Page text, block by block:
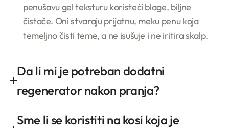
penušavu gel teksturu koristeći blage, biljne
čistače. Oni stvaraju prijatnu, meku penu koja
temeljno čisti teme, a ne isušuje i ne iritira skalp.
Da li mi je potreban dodatni
regenerator nakon pranja?
Sme li se koristiti na kosi koja je